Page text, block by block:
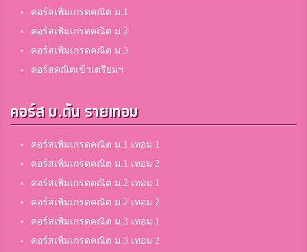
คอร์สเพิ่มเกรดคณิต ม.1
คอร์สเพิ่มเกรดคณิต ม.2
คอร์สเพิ่มเกรดคณิต ม.3
คอร์สคณิตเข้าเตรียมฯ
คอร์ส ม.ต้น รายเทอม
คอร์สเพิ่มเกรดคณิต ม.1 เทอม 1
คอร์สเพิ่มเกรดคณิต ม.1 เทอม 2
คอร์สเพิ่มเกรดคณิต ม.2 เทอม 1
คอร์สเพิ่มเกรดคณิต ม.2 เทอม 2
คอร์สเพิ่มเกรดคณิต ม.3 เทอม 1
คอร์สเพิ่มเกรดคณิต ม.3 เทอม 2